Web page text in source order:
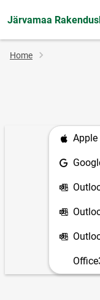
Järvamaa
Breadcrumb
Home
Apple